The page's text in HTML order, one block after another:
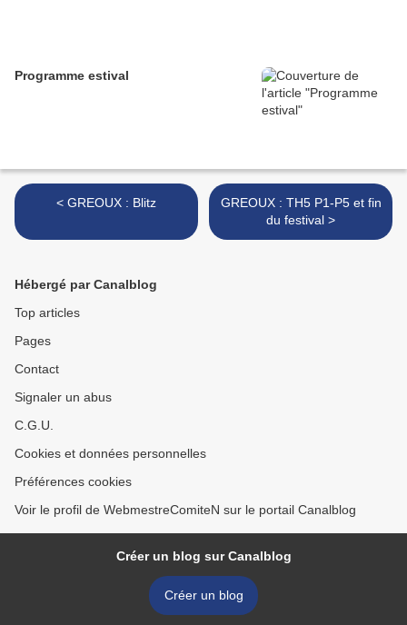
Programme estival
< GREOUX : Blitz
GREOUX : TH5 P1-P5 et fin
du festival >
Hébergé par Canalblog
Top articles
Pages
Contact
Signaler un abus
C.G.U.
Cookies et données personnelles
Préférences cookies
Voir le profil de WebmestreComiteN sur le portail Canalblog
Créer un blog sur Canalblog
Créer un blog